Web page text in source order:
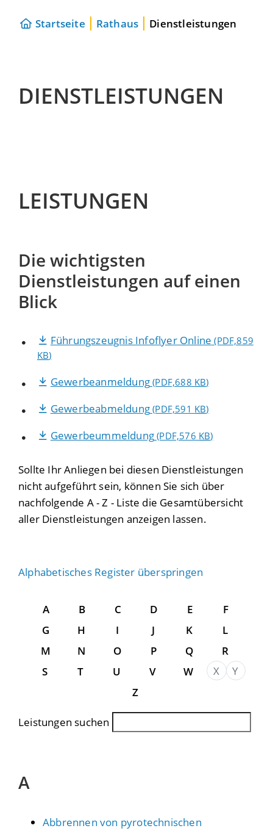
Startseite Rathaus Dienstleistungen
DIENSTLEISTUNGEN
LEISTUNGEN
Die wichtigsten
Dienstleistungen auf einen
Blick
Führungszeugnis Infoflyer Online (PDF,859
KB)
Gewerbeanmeldung(PDF,688 KB)
Gewerbeabmeldung(PDF,591 KB)
Gewerbeummeldung(PDF,576 KB)
Sollte Ihr Anliegen bei diesen Dienstleistungen
nicht aufgeführt sein, können Sie sich über
nachfolgende A - Z - Liste die Gesamtübersicht
aller Dienstleistungen anzeigen lassen.
Alphabetisches Register überspringen
A B C D E
F
G
H I J K
L
M
N O P Q
R
S
T U V W X
Y
Z
Leistungen suchen
A
Abbrennen von pyrotechnischen